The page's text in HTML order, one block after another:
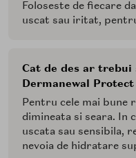
Foloseste de fiecare
uscat sau iritat,
Cat de des ar trebui
Dermanewal
Pentru cele mai bune
dimineata si seara. In
uscata sau sensibila,
nevoia de hidratare